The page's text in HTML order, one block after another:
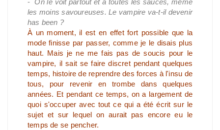
- On le voit partout et à toutes les sauces, même
les moins savoureuses. Le vampire va-t-il devenir
has been ?
À un moment, il est en effet fort possible que la
mode finisse par passer, comme je le disais plus
haut. Mais je ne me fais pas de soucis pour le
vampire, il sait se faire discret pendant quelques
temps, histoire de reprendre des forces à l'insu de
tous, pour revenir en trombe dans quelques
années. Et pendant ce temps, on a largement de
quoi s'occuper avec tout ce qui a été écrit sur le
sujet et sur lequel on aurait pas encore eu le
temps de se pencher.